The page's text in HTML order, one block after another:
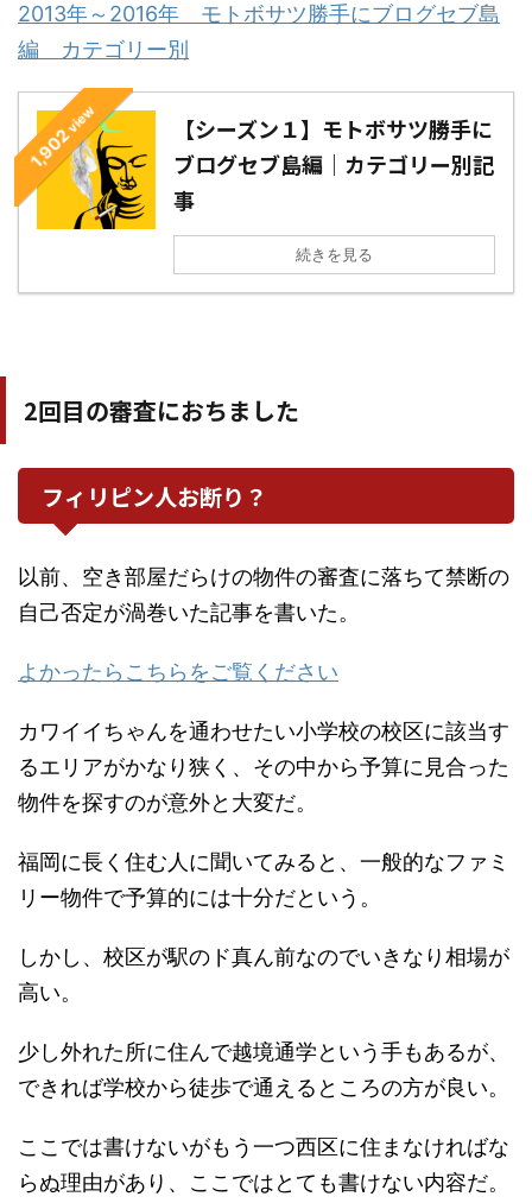
2013年～2016年 モトボサツ勝手にブログセブ島
編 カテゴリー別
1,902
view
【シーズン１】モトボサツ勝手に
ブログセブ島編｜カテゴリー別記
事
続きを見る
2回目の審査におちました
フィリピン人お断り？
以前、空き部屋だらけの物件の審査に落ちて禁断の
自己否定が渦巻いた記事を書いた。
よかったらこちらをご覧ください
カワイイちゃんを通わせたい小学校の校区に該当す
るエリアがかなり狭く、その中から予算に見合った
物件を探すのが意外と大変だ。
福岡に長く住む人に聞いてみると、一般的なファミ
リー物件で予算的には十分だという。
しかし、校区が駅のド真ん前なのでいきなり相場が
高い。
少し外れた所に住んで越境通学という手もあるが、
できれば学校から徒歩で通えるところの方が良い。
ここでは書けないがもう一つ西区に住まなければな
らぬ理由があり、ここではとても書けない内容だ。